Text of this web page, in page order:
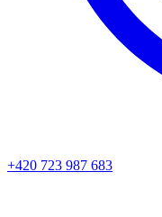
+420 723 987 683